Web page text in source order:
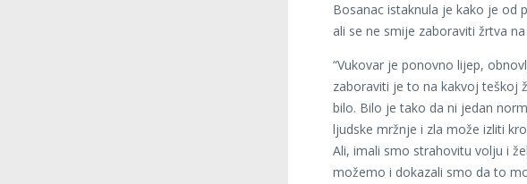
Bosanac istaknula je kako je od
ali se ne smije zaboraviti žrtva
“Vukovar je ponovno lijep,
zaboraviti je to na kakvoj teškoj
bilo. Bilo je tako da ni jedan
ljudske mržnje i zla može izliti
Ali, imali smo strahovitu volju i
možemo i dokazali smo da to